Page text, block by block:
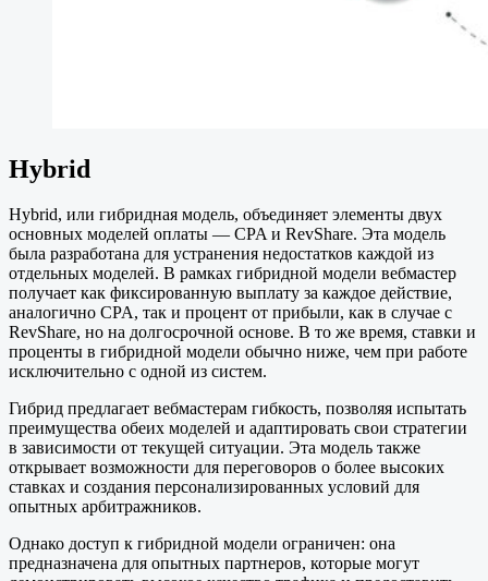
Hybrid
Hybrid, или гибридная модель, объединяет элементы двух
основных моделей оплаты — CPA и RevShare. Эта модель
была разработана для устранения недостатков каждой из
отдельных моделей. В рамках гибридной модели вебмастер
получает как фиксированную выплату за каждое действие,
аналогично CPA, так и процент от прибыли, как в случае с
RevShare, но на долгосрочной основе. В то же время, ставки и
проценты в гибридной модели обычно ниже, чем при работе
исключительно с одной из систем.
Гибрид предлагает вебмастерам гибкость, позволяя испытать
преимущества обеих моделей и адаптировать свои стратегии
в зависимости от текущей ситуации. Эта модель также
открывает возможности для переговоров о более высоких
ставках и создания персонализированных условий для
опытных арбитражников.
Однако доступ к гибридной модели ограничен: она
предназначена для опытных партнеров, которые могут